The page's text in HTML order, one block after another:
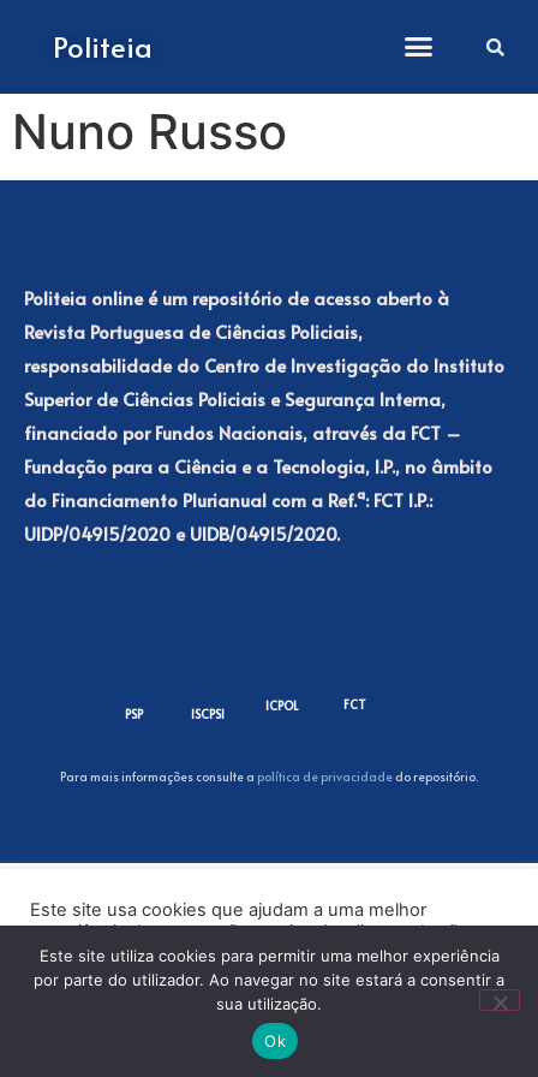
Politeia
Nuno Russo
Politeia online é um repositório de acesso aberto à
Revista Portuguesa de Ciências Policiais,
responsabilidade do Centro de Investigação do Instituto
Superior de Ciências Policiais e Segurança Interna,
financiado por Fundos Nacionais, através da FCT –
Fundação para a Ciência e a Tecnologia, I.P., no âmbito
do Financiamento Plurianual com a Ref.ª: FCT I.P.:
UIDP/04915/2020 e UIDB/04915/2020.
PSP ISCPSI
ICPOL FCT
Para mais informações consulte a política de privacidadedo repositório.
Este site usa cookies que ajudam a uma melhor
experiência de navegação no site. Ao clicar no botão
“Aceitar” ou continuar a visualizar o nosso site, você
concorda com o uso de cookies no nosso site.
Este site utiliza cookies para permitir uma melhor experiência
por parte do utilizador. Ao navegar no site estará a consentir a
sua utilização.
Ok